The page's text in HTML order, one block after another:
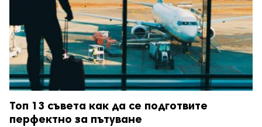
Топ 13 съвета как да се подготвите
перфектно за пътуване